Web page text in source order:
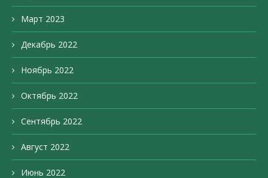
Март 2023
Декабрь 2022
Ноябрь 2022
Октябрь 2022
Сентябрь 2022
Август 2022
Июнь 2022